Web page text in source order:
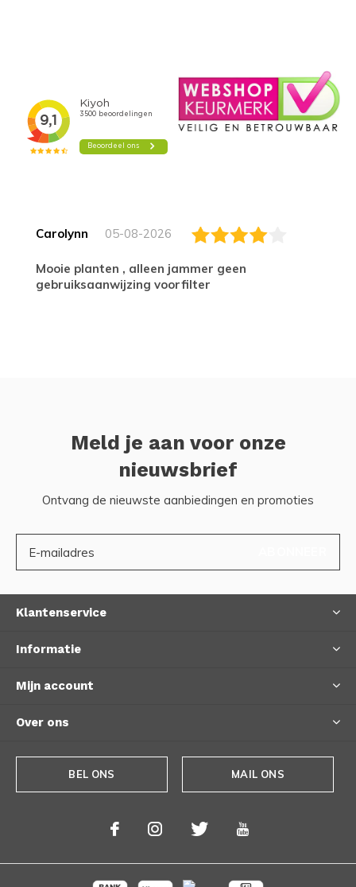
Carolynn 05-08-2026
Mooie planten , alleen jammer geen
gebruiksaanwijzing voorfilter
Meld je aan voor onze
nieuwsbrief
Ontvang de nieuwste aanbiedingen en promoties
Klantenservice
Informatie
Mijn account
Over ons
BEL ONS MAIL ONS